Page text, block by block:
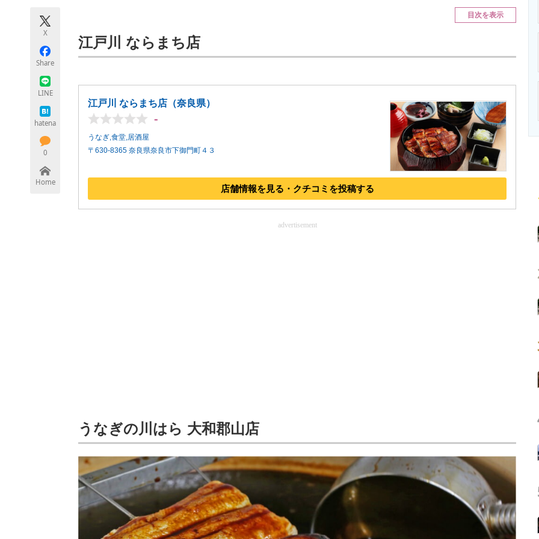
エネルギーの
X
Share
LINE
hatena
0
Home
目次を表示
江戸川 ならまち店
江戸川 ならまち店（奈良県）
-
うなぎ,食堂,居酒屋
〒630-8365 奈良県奈良市下御門町４３
店舗情報を見る・クチコミを投稿する
advertisement
うなぎの川はら 大和郡山店